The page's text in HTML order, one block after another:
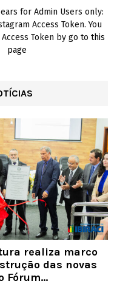
for Admin Users only:
Access Token. You
Token by go to this
page
realiza marco
das novas
Fórum...